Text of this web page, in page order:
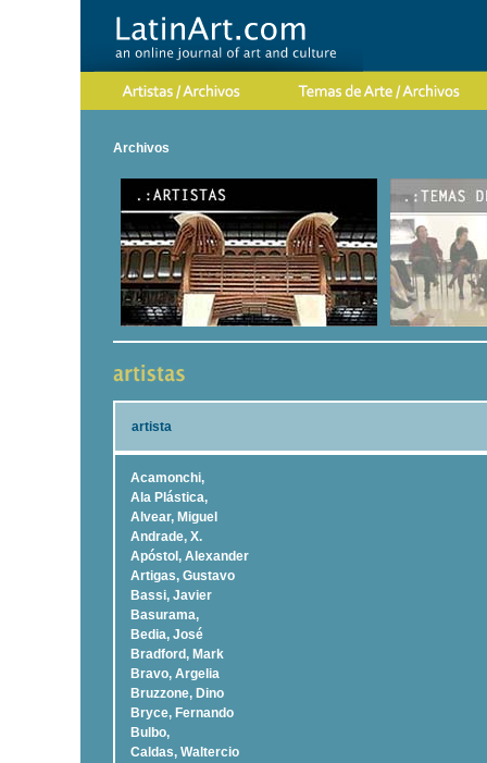
Archivos
artista
Acamonchi,
Ala Plástica,
Alvear, Miguel
Andrade, X.
Apóstol, Alexander
Artigas, Gustavo
Bassi, Javier
Basurama,
Bedia, José
Bradford, Mark
Bravo, Argelia
Bruzzone, Dino
Bryce, Fernando
Bulbo,
Caldas, Waltercio